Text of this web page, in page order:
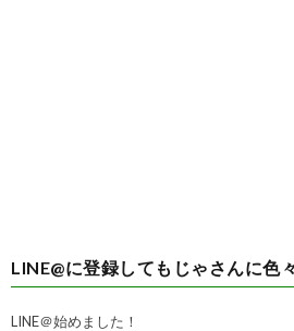
LINE@に登録してもじゃさんに色
LINE＠始めました！